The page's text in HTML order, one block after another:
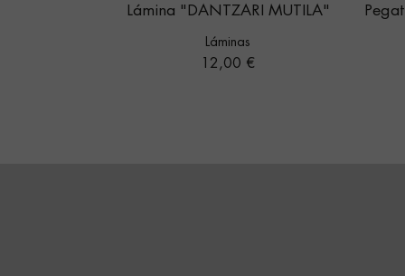
Lámina "DANTZARI MUTILA"
Láminas
Precio
12,00 €